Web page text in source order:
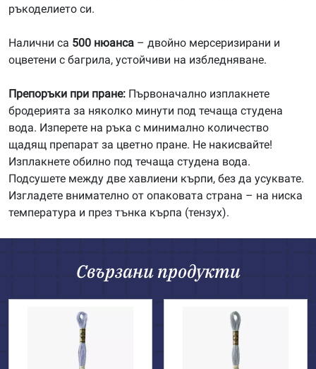
ръкоделието си.
Налични са 500 нюанса – двойно мерсеризирани и
оцветени с багрила, устойчиви на избледняване.
Препоръки при пране: Първоначално изплакнете
бродерията за няколко минути под течаща студена
вода. Изперете на ръка с минимално количество
щадящ препарат за цветно пране. Не накисвайте!
Изплакнете обилно под течаща студена вода.
Подсушете между две хавлиени кърпи, без да усуквате.
Изгладете внимателно от опаковата страна – на ниска
температура и през тънка кърпа (тензух).
Свързани продукти